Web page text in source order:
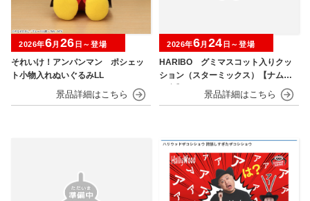
それいけ！アンパンマン ポシェッ
ト小物入れぬいぐるみLL
2026年6月 26 日～登場
HARIBO グミマスコット入りクッ
ション（スターミックス）【ナムコ
2026年6月 24 日～登場